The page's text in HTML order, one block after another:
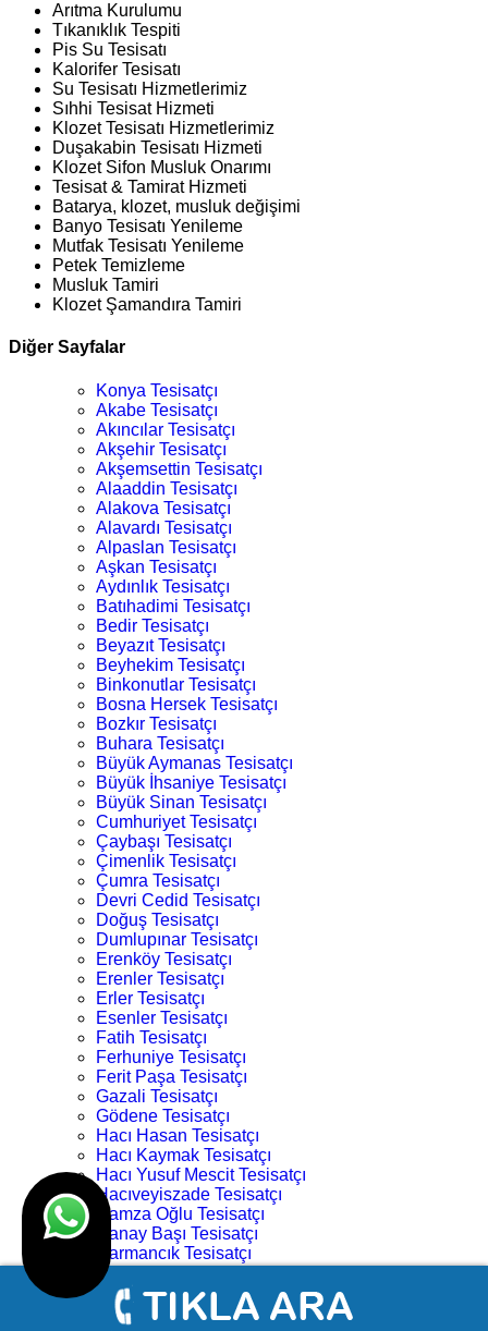
Arıtma Kurulumu
Tıkanıklık Tespiti
Pis Su Tesisatı
Kalorifer Tesisatı
Su Tesisatı Hizmetlerimiz
Sıhhi Tesisat Hizmeti
Klozet Tesisatı Hizmetlerimiz
Duşakabin Tesisatı Hizmeti
Klozet Sifon Musluk Onarımı
Tesisat & Tamirat Hizmeti
Batarya, klozet, musluk değişimi
Banyo Tesisatı Yenileme
Mutfak Tesisatı Yenileme
Petek Temizleme
Musluk Tamiri
Klozet Şamandıra Tamiri
Diğer Sayfalar
Konya Tesisatçı
Akabe Tesisatçı
Akıncılar Tesisatçı
Akşehir Tesisatçı
Akşemsettin Tesisatçı
Alaaddin Tesisatçı
Alakova Tesisatçı
Alavardı Tesisatçı
Alpaslan Tesisatçı
Aşkan Tesisatçı
Aydınlık Tesisatçı
Batıhadimi Tesisatçı
Bedir Tesisatçı
Beyazıt Tesisatçı
Beyhekim Tesisatçı
Binkonutlar Tesisatçı
Bosna Hersek Tesisatçı
Bozkır Tesisatçı
Buhara Tesisatçı
Büyük Aymanas Tesisatçı
Büyük İhsaniye Tesisatçı
Büyük Sinan Tesisatçı
Cumhuriyet Tesisatçı
Çaybaşı Tesisatçı
Çimenlik Tesisatçı
Çumra Tesisatçı
Devri Cedid Tesisatçı
Doğuş Tesisatçı
Dumlupınar Tesisatçı
Erenköy Tesisatçı
Erenler Tesisatçı
Erler Tesisatçı
Esenler Tesisatçı
Fatih Tesisatçı
Ferhuniye Tesisatçı
Ferit Paşa Tesisatçı
Gazali Tesisatçı
Gödene Tesisatçı
Hacı Hasan Tesisatçı
Hacı Kaymak Tesisatçı
Hacı Yusuf Mescit Tesisatçı
Hacıveyiszade Tesisatçı
Hamza Oğlu Tesisatçı
Hanay Başı Tesisatçı
Harmancık Tesisatçı
Hocacihan Tesisatçı
Hüsamettin Çelebi Tesisatçı
Işıklar Tesisatçı